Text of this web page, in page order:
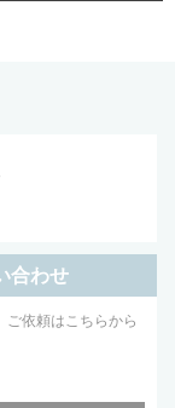
合わせ
依頼はこちらから